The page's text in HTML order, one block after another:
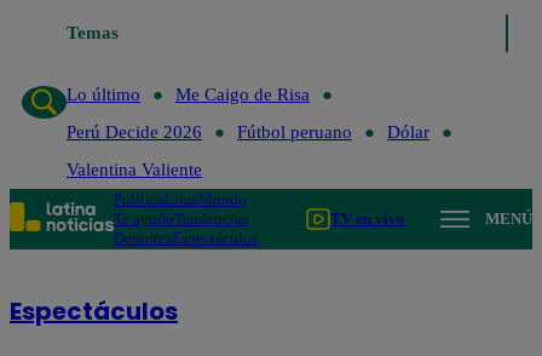
Temas
Lo último
Me Caigo de Risa
Perú Decide 2026
Fútbol peruano
Dólar
Valentina Valiente
PolíticaLimaMundo
Te ayudoTendencias
DeportesEspectáculos
TV en vivo MENÚ
Espectáculos